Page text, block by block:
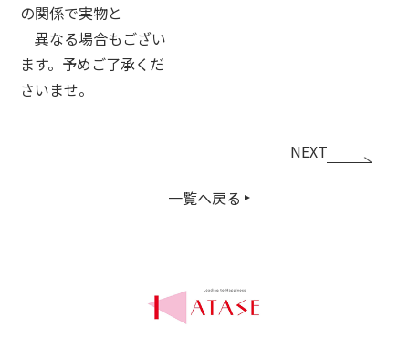
の関係で実物と
異なる場合もござい
ます。予めご了承くだ
さいませ。
一覧へ戻る
NEXT